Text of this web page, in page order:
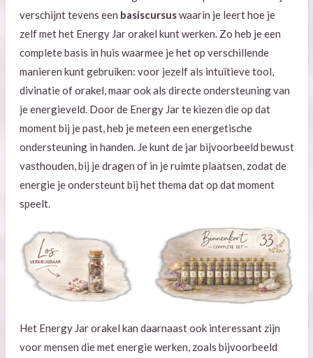
verschijnt tevens een basiscursuswaarin je leert hoe je
zelf met het Energy Jar orakel kunt werken. Zo heb je een
complete basis in huis waarmee je het op verschillende
manieren kunt gebruiken: voor jezelf als intuïtieve tool,
divinatie of orakel, maar ook als directe ondersteuning van
je energieveld. Door de Energy Jar te kiezen die op dat
moment bij je past, heb je meteen een energetische
ondersteuning in handen. Je kunt de jar bijvoorbeeld bewust
vasthouden, bij je dragen of in je ruimte plaatsen, zodat de
energie je ondersteunt bij het thema dat op dat moment
speelt.
Het Energy Jar orakel kan daarnaast ook interessant zijn
voor mensen die met energie werken, zoals bijvoorbeeld